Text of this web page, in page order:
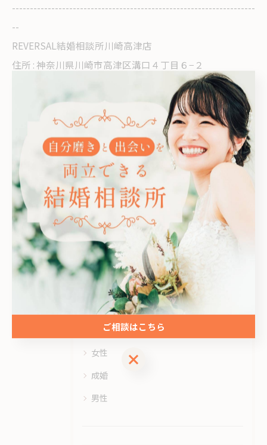
--------------------------------------------------------------------
--
REVERSAL結婚相談所川崎高津店
住所 : 神奈川県川崎市高津区溝口４丁目６−２
--------------------------------------------------------------------
< 前のページ 一覧に戻る 次のページ >
カテゴリー Categories
全てのカテゴリー
オンライン
お見合い
女性
成婚
男性
ご相談はこちら
ご相談はこちら